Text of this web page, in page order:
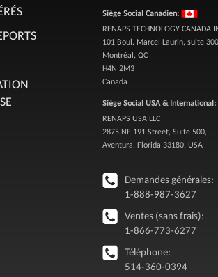
Siège Social Canadien:
RENAPS TECHNOLOGY CANADA
101 Boul. Marcel Laurin, suite 300
Montréal, QC
H4N 2M3
Canada
Siège Social USA & International:
RENAPS USA LLC
2875 NE 191 Street, Suite 500,
Aventura, Florida 33180, USA
Demandes générales:
1-888-987-3627
Ventes (sans frais):
1-866-773-6277
Téléphone:
514-360-0394